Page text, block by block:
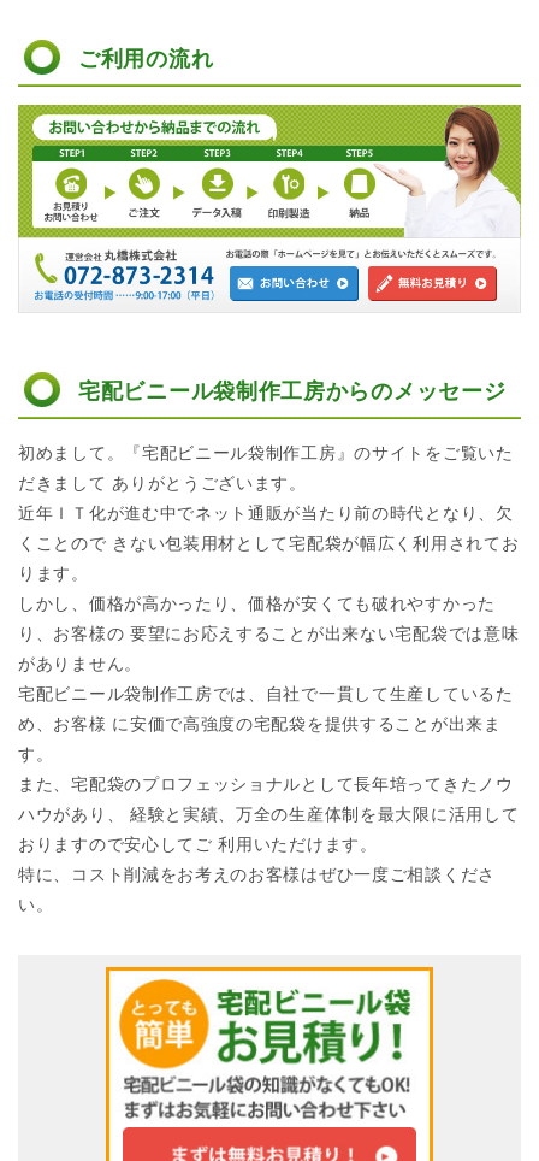
ご利用の流れ
宅配ビニール袋制作工房からのメッセージ
初めまして。『宅配ビニール袋制作工房』のサイトをご覧いた
だきまして ありがとうございます。
近年ＩＴ化が進む中でネット通販が当たり前の時代となり、欠
くことので きない包装用材として宅配袋が幅広く利用されてお
ります。
しかし、価格が高かったり、価格が安くても破れやすかった
り、お客様の 要望にお応えすることが出来ない宅配袋では意味
がありません。
宅配ビニール袋制作工房では、自社で一貫して生産しているた
め、お客様 に安価で高強度の宅配袋を提供することが出来ま
す。
また、宅配袋のプロフェッショナルとして長年培ってきたノウ
ハウがあり、 経験と実績、万全の生産体制を最大限に活用して
おりますので安心してご 利用いただけます。
特に、コスト削減をお考えのお客様はぜひ一度ご相談くださ
い。